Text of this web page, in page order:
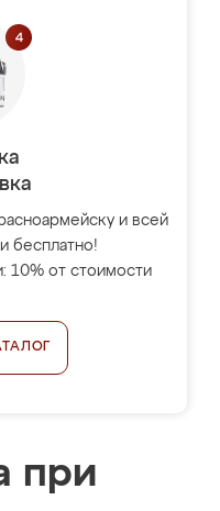
и всей
бесплатно!
10% от стоимости
при